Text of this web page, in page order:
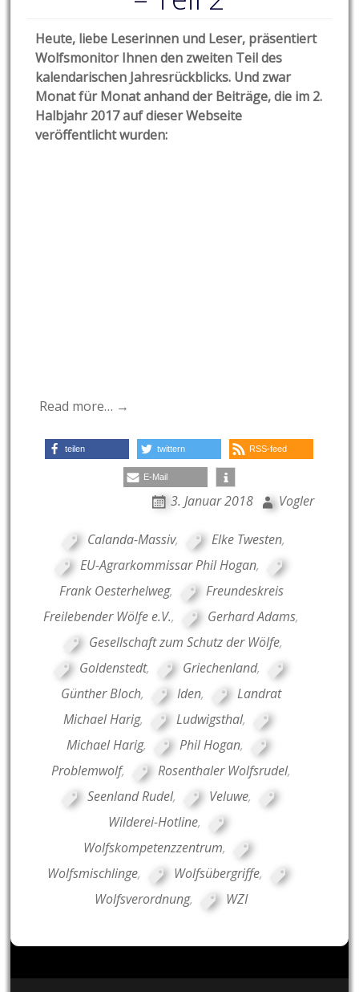
Heute, liebe Leserinnen und Leser, präsentiert
Wolfsmonitor Ihnen den zweiten Teil des
kalendarischen Jahresrückblicks. Und zwar
Monat für Monat anhand der Beiträge, die im 2.
Halbjahr 2017 auf dieser Webseite
veröffentlicht wurden:
Read more… →
teilen twittern RSS-feed
E-Mail
3. Januar 2018 Vogler
Calanda-Massiv, Elke Twesten,
EU-Agrarkommissar Phil Hogan,
Frank Oesterhelweg,
Freundeskreis
Freilebender Wölfe e.V., Gerhard Adams,
Gesellschaft zum Schutz der Wölfe,
Goldenstedt, Griechenland,
Günther Bloch, Iden,
Landrat
Michael Harig, Ludwigsthal,
Michael Harig, Phil Hogan,
Problemwolf, Rosenthaler Wolfsrudel,
Seenland Rudel, Veluwe,
Wilderei-Hotline,
Wolfskompetenzzentrum,
Wolfsmischlinge, Wolfsübergriffe,
Wolfsverordnung, WZI